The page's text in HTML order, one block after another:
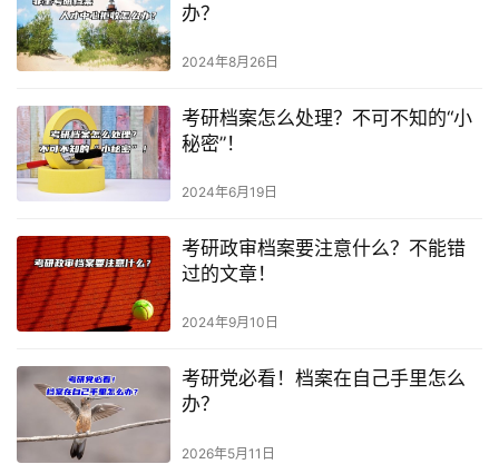
办？
2024年8月26日
考研档案怎么处理？不可不知的“小
秘密”！
2024年6月19日
考研政审档案要注意什么？不能错
过的文章！
2024年9月10日
考研党必看！档案在自己手里怎么
办？
2026年5月11日